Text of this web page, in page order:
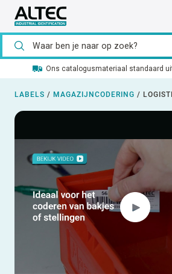
Ons catalogusmateriaal standaard
LABELS / MAGAZIJNCODERING /